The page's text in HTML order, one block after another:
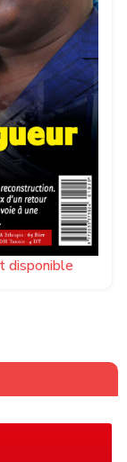
disponible